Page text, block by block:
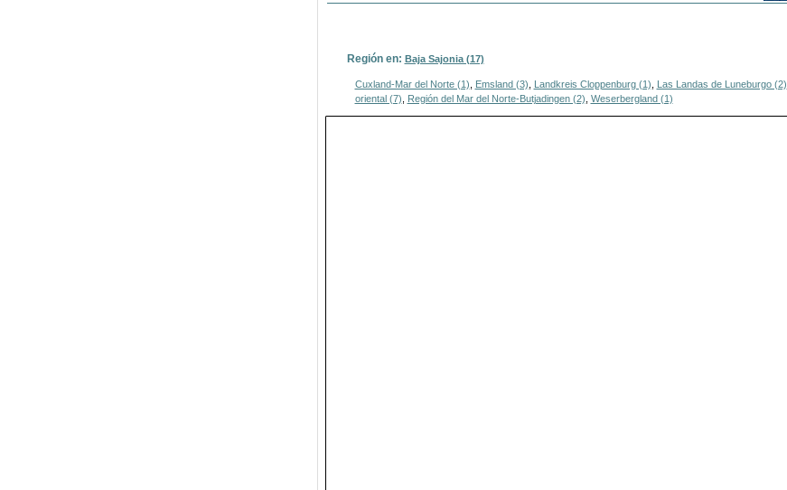
Región en: Baja Sajonia (17)
Cuxland-Mar del Norte (1) Emsland (3) Landkreis Cloppenburg (1) Las Landas de Luneburgo (2)
oriental (7)
Región del Mar del Norte-Butjadingen (2) Weserbergland (1)